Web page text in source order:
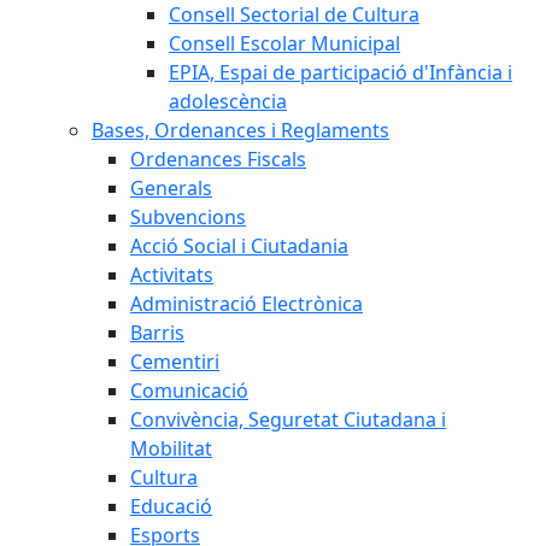
Consell Sectorial de Cultura
Consell Escolar Municipal
EPIA, Espai de participació d'Infància i
adolescència
Bases, Ordenances i Reglaments
Ordenances Fiscals
Generals
Subvencions
Acció Social i Ciutadania
Activitats
Administració Electrònica
Barris
Cementiri
Comunicació
Convivència, Seguretat Ciutadana i
Mobilitat
Cultura
Educació
Esports